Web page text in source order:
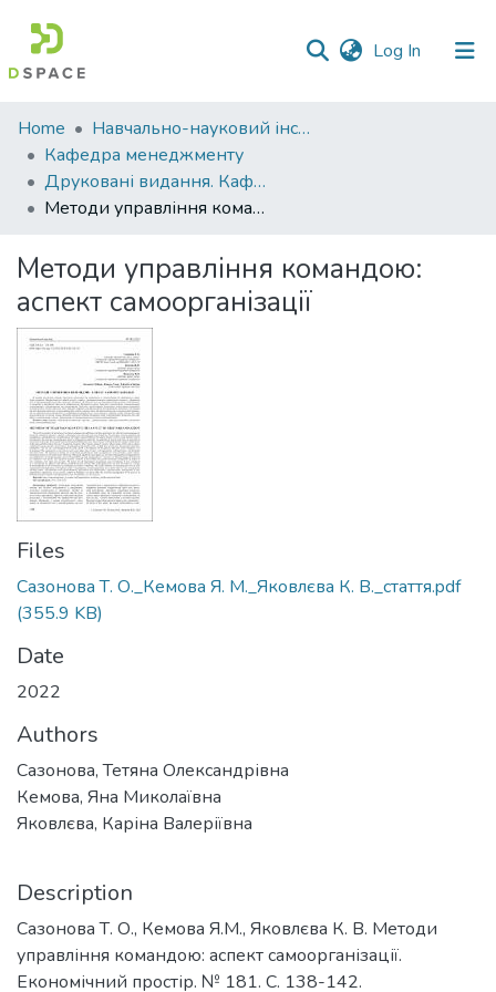
Log In (current)
Communities
&
Collections
All of DSpace
Statistics
Home
Навчально-науковий інститут економіки, управління, права та інформаційних технологій
Кафедра менеджменту
Друковані видання. Кафедра менеджменту ім. І.А. Маркіної
Методи управління командою: аспект самоорганізації
Методи управління командою:
аспект самоорганізації
Files
Cазонова Т. О._Кемова Я. М._Яковлєва К. В._стаття.pdf
(355.9 KB)
Date
2022
Authors
Сазонова, Тетяна Олександрівна
Кемова, Яна Миколаївна
Яковлєва, Каріна Валеріївна
Description
Сазонова Т. О., Кемова Я.М., Яковлєва К. В. Методи
управління командою: аспект самоорганізації.
Економічний простір. № 181. С. 138-142.